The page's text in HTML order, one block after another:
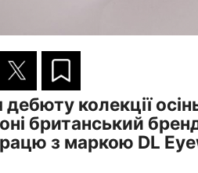
дебюту колекції
британський
з маркою DL